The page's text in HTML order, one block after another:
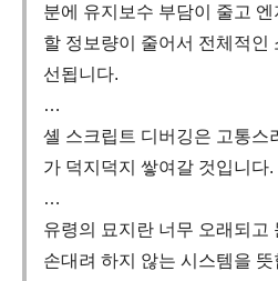
분에 유지보수 부담이 줄고
할 정보량이 줄어서 전체적인
선됩니다.
…
셸 스크립트 디버깅은 고통스
가 덕지덕지 쌓여갈 것입니다.
…
유령의 묘지란 너무 오래되고
손대려 하지 않는 시스템을 뜻